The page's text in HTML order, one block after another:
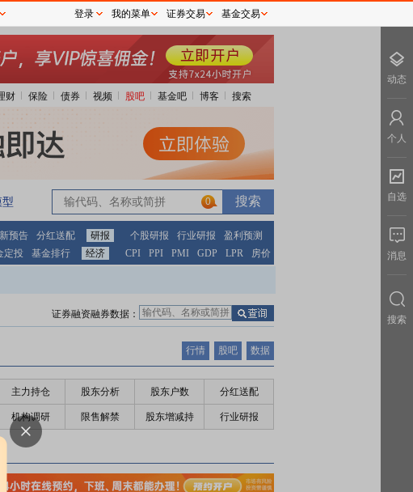
财 保险 债券 视频 股吧 基金吧 博客 搜索
0
预告 分红送配 研报 个股研报 行业研报
盈利预测
定投 基金排行 经济 CPI PPI PMI GDP LPR 房价
证券融资融券数据：
行情 股吧 数据
主力持仓 股东分析 股东户数 分红送配
机构调研 限售解禁 股东增减持 行业研报
登录 我的菜单 证券交易 基金交易
动态
个人
自选
消息
搜索